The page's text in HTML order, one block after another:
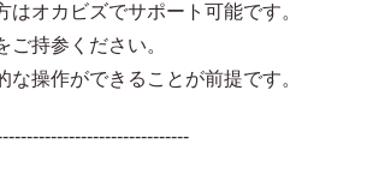
オカビズでサポート可能です。
ご持参ください。
な操作ができることが前提です。